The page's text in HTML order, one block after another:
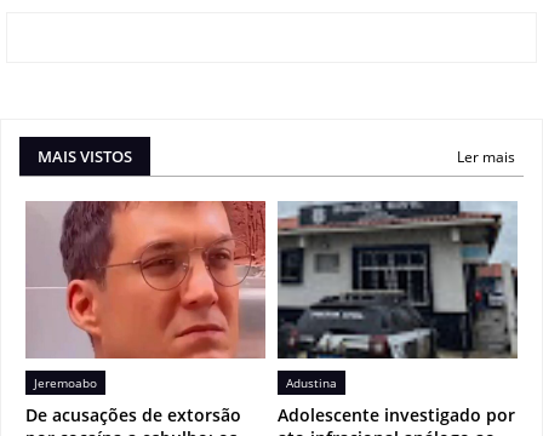
MAIS VISTOS Ler mais
Jeremoabo
De acusações de extorsão
Adustina
Adolescente investigado por